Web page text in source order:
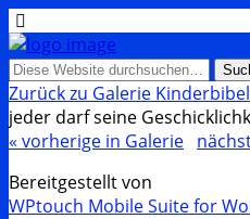
Zurück zu Galerie
jeder darf seine
« vorherige in Galerie
Bereitgestellt von
WPtouch Mobile Suite for